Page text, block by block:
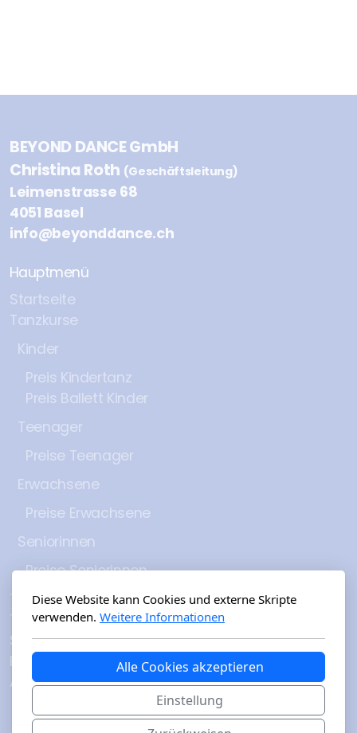
BEYOND DANCE GmbH
Christina Roth (Geschäftsleitung)
Leimenstrasse 68
4051 Basel
info@beyonddance.ch
Hauptmenü
Startseite
Tanzkurse
Kinder
Preis Kindertanz
Preis Ballett Kinder
Teenager
Preise Teenager
Erwachsene
Preise Erwachsene
Seniorinnen
Preise Seniorinnen
Team
Tanzraum
Stundenplan
Preisübersicht
Archiv
2024
Diese Website kann Cookies und externe Skripte
verwenden. Weitere Informationen
Alle Cookies akzeptieren
Einstellung